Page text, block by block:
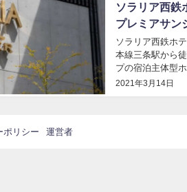
ソラリア西鉄
プレミアサン
2021年3月14日
ソラリア西鉄ホ
本線三条駅から
プの宿泊主体型
を代表する景勝
ポリシー 運営者